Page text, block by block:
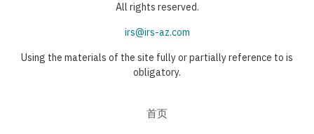
All rights reserved.
irs@irs-az.com
Using the materials of the site fully or partially reference to is
obligatory.
首页